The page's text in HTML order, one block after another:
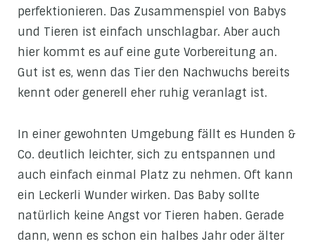
perfektionieren. Das Zusammenspiel von Babys
und Tieren ist einfach unschlagbar. Aber auch
hier kommt es auf eine gute Vorbereitung an.
Gut ist es, wenn das Tier den Nachwuchs bereits
kennt oder generell eher ruhig veranlagt ist.
In einer gewohnten Umgebung fällt es Hunden &
Co. deutlich leichter, sich zu entspannen und
auch einfach einmal Platz zu nehmen. Oft kann
ein Leckerli Wunder wirken. Das Baby sollte
natürlich keine Angst vor Tieren haben. Gerade
dann, wenn es schon ein halbes Jahr oder älter